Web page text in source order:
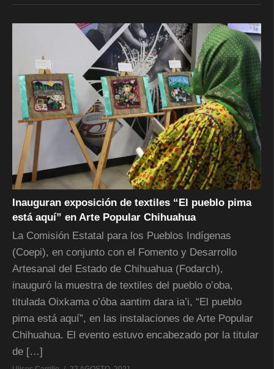
Inauguran exposición de textiles “El pueblo pima
está aquí” en Arte Popular Chihuahua
La Comisión Estatal para los Pueblos Indígenas
(Coepi), en conjunto con el Fomento y Desarrollo
Artesanal del Estado de Chihuahua (Fodarch),
inauguró la muestra de textiles del pueblo o’oba,
titulada Oixkama o’óba aantim dara ia’i, “El pueblo
pima está aquí”, en las instalaciones de Arte Popular
Chihuahua. El evento estuvo encabezado por la titular
de […]